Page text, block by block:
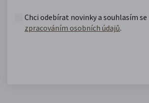
Chci odebírat novinky a souhlasím se
zpracováním osobních údajů.